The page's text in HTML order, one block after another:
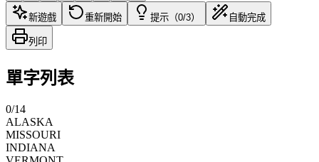
新遊戲 重新開始 提示（0/3） 自動完成
列印
單字列表
0/14
ALASKA
MISSOURI
INDIANA